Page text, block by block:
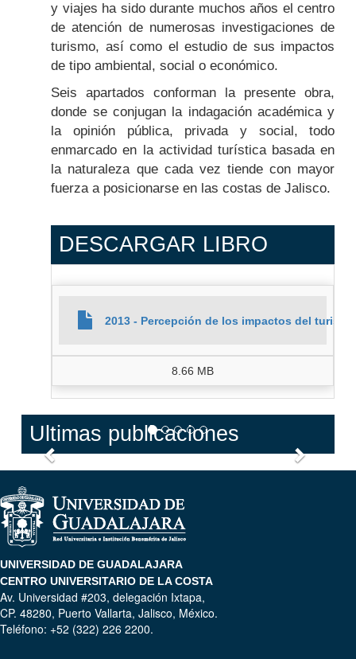
y viajes ha sido durante muchos años el centro
de atención de numerosas investigaciones de
turismo, así como el estudio de sus impactos
de tipo ambiental, social o económico.
Seis apartados conforman la presente obra,
donde se conjugan la indagación académica y
la opinión pública, privada y social, todo
enmarcado en la actividad turística basada en
la naturaleza que cada vez tiende con mayor
fuerza a posicionarse en las costas de Jalisco.
DESCARGAR LIBRO
2013 - Percepción de los impactos del
8.66 MB
Ultimas publicaciones
Anterior
UNIVERSIDAD DE GUADALAJARA
CENTRO UNIVERSITARIO DE LA COSTA
Av. Universidad #203, delegación Ixtapa,
CP. 48280, Puerto Vallarta, Jalisco, México.
Teléfono: +52 (322) 226 2200.